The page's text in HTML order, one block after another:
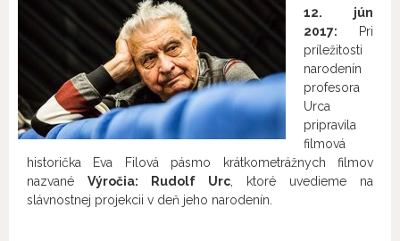
12. jún
2017: Pri
príležitosti
narodenín
profesora
Urca
pripravila
filmová
historička Eva Filová pásmo krátkometrážnych filmov
nazvané Výročia: Rudolf Urc , ktoré uvedieme na
slávnostnej projekcii v deň jeho narodenín.